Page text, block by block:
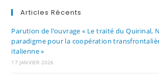
Articles Récents
Parution de l’ouvrage « Le traité du Quirinal,
paradigme pour la coopération
italienne »
17 JANVIER 2026